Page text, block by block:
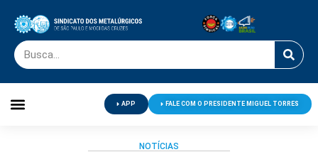
APP FALE COM O PRESIDENTE MIGUEL TORRES
NOTÍCIAS